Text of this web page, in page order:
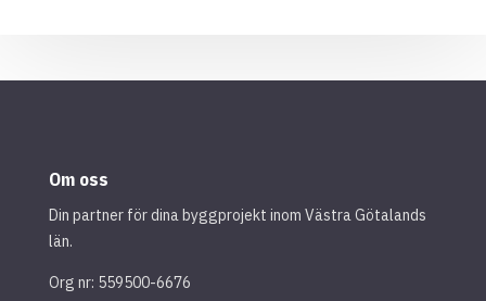
Om oss
Din partner för dina byggprojekt inom Västra Götalands
län.
Org nr: 559500-6676